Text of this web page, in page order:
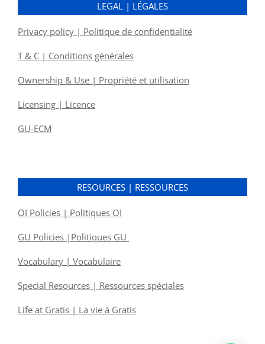
LEGAL | LÉGALES
Privacy policy | Politique de confidentialité
T & C | Conditions générales
Ownership & Use | Propriété et utilisation
Licensing | Licence
GU-ECM
RESOURCES | RESSOURCES
OI Policies | Politiques OI
GU Policies |Politiques GU
Vocabulary | Vocabulaire
Special Resources | Ressources spéciales
Life at Gratis | La vie à Gratis